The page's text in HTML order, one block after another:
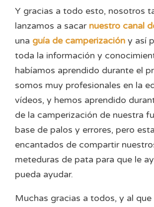
Y gracias a todo esto, nosotros
lanzamos a sacar nuestro canal
una guía de camperización y así
toda la información y
habíamos aprendido durante el
somos muy profesionales en la
vídeos, y hemos aprendido
de la camperización de nuestra
base de palos y errores, pero
encantados de compartir
meteduras de pata para que le
pueda ayudar.
Muchas gracias a todos, y al que